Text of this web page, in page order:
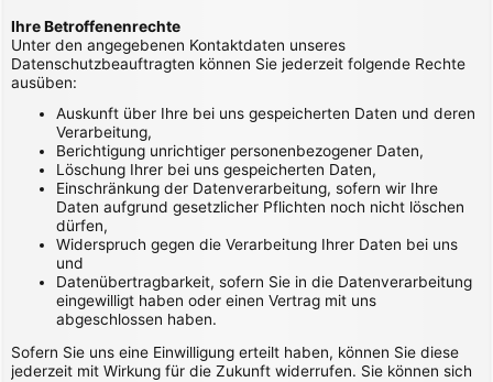
Ihre Betroffenenrechte
Unter den angegebenen Kontaktdaten unseres
Datenschutzbeauftragten können Sie jederzeit folgende Rechte
ausüben:
Auskunft über Ihre bei uns gespeicherten Daten und deren
Verarbeitung,
Berichtigung unrichtiger personenbezogener Daten,
Löschung Ihrer bei uns gespeicherten Daten,
Einschränkung der Datenverarbeitung, sofern wir Ihre
Daten aufgrund gesetzlicher Pflichten noch nicht löschen
dürfen,
Widerspruch gegen die Verarbeitung Ihrer Daten bei uns
und
Datenübertragbarkeit, sofern Sie in die Datenverarbeitung
eingewilligt haben oder einen Vertrag mit uns
abgeschlossen haben.
Sofern Sie uns eine Einwilligung erteilt haben, können Sie diese
jederzeit mit Wirkung für die Zukunft widerrufen. Sie können sich